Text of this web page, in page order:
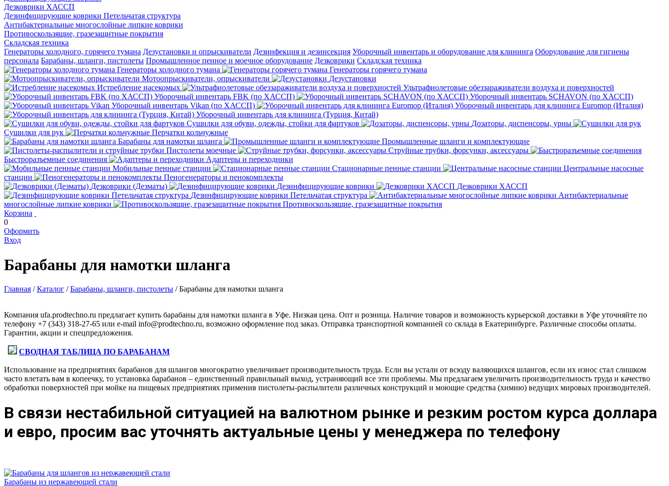
Дезковрики ХАССП
Дезинфицирующие коврики Петельчатая структура
Антибактериальные многослойные липкие коврики
Противоскользящие, гразезащитные покрытия
Складская техника
Генераторы холодного, горячего тумана Дезустановки и опрыскиватели Дезинфекция и дезинсекция Уборочный инвентарь и оборудование для клининга Оборудование для гигиены
персонала Барабаны, шланги, пистолеты Промышленное пенное и моечное оборудование Дезковрики Складская техника
Генераторы холодного тумана
Генераторы горячего тумана
Мотоопрыскиватели, опрыскиватели
Дезустановки
Истребление насекомых
Ультрафиолетовые обеззараживатели воздуха и поверхностей
Уборочный инвентарь FBK (по ХАССП)
Уборочный инвентарь SCHAVON (по ХАССП)
Уборочный инвентарь Vikan (по ХАССП)
Уборочный инвентарь для клининга Euromop (Италия)
Уборочный инвентарь для клининга (Турция, Китай)
Сушилки для обуви, одежды, стойки для фартуков
Дозаторы, диспенсоры, урны
Сушилки для рук
Перчатки кольчужные
Барабаны для намотки шланга
Промышленные шланги и комплектующие
Пистолеты моечные
Струйные трубки, форсунки, аксессуары
Быстроразъемные соединения
Адаптеры и переходники
Мобильные пенные станции
Стационарные пенные станции
Центральные насосные
станции
Пеногенераторы и пенокомплекты
Дезковрики (Дезматы)
Дезинфицирующие коврики
Дезковрики ХАССП
Дезинфицирующие коврики Петельчатая структура
Антибактериальные
многослойные липкие коврики
Противоскользящие, гразезащитные покрытия
Корзина
0
Оформить
Вход
Барабаны для намотки шланга
Главная / Каталог / Барабаны, шланги, пистолеты / Барабаны для намотки шланга
Компания ufa.prodtechno.ru предлагает купить барабаны для намотки шланга в Уфе. Низкая цена. Опт и розница. Наличие товаров и возможность курьерской доставки в Уфе уточняйте по
телефону +7 (343) 318-27-65 или e-mail info@prodtechno.ru, возможно оформление под заказ. Отправка транспортной компанией со склада в Екатеринбурге. Различные способы оплаты.
Гарантии, акции и спецпредложения.
СВОДНАЯ ТАБЛИЦА ПО БАРАБАНАМ
Использование на предприятиях барабанов для шлангов многократно увеличивает производительность труда. Если вы устали от всюду валяющихся шлангов, если их износ стал слишком
часто влетать вам в копеечку, то установка барабанов – единственный правильный выход, устраняющий все эти проблемы. Мы предлагаем увеличить производительность труда и качество
обработки поверхностей при мойке на пищевых предприятиях применив пистолеты-распылители различных конструкций и моющие средства (химию) ведущих мировых производителей.
В связи нестабильной ситуацией на валютном рынке и резким ростом курса доллара
и евро, просим вас уточнять актуальные цены у менеджера по телефону
Барабаны из нержавеющей стали